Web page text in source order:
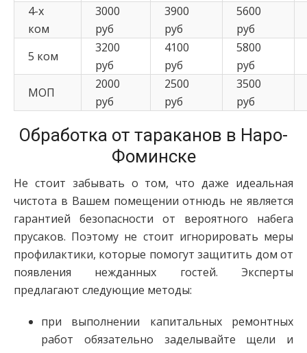
4-х
ком
3000
руб
3900
руб
5600
руб
5 ком
3200
руб
4100
руб
5800
руб
МОП
2000
руб
2500
руб
3500
руб
Обработка от тараканов в Наро-
Фоминске
Не стоит забывать о том, что даже идеальная
чистота в Вашем помещении отнюдь не является
гарантией безопасности от вероятного набега
прусаков. Поэтому не стоит игнорировать меры
профилактики, которые помогут защитить дом от
появления нежданных гостей. Эксперты
предлагают следующие методы:
при выполнении капитальных ремонтных
работ обязательно заделывайте щели и